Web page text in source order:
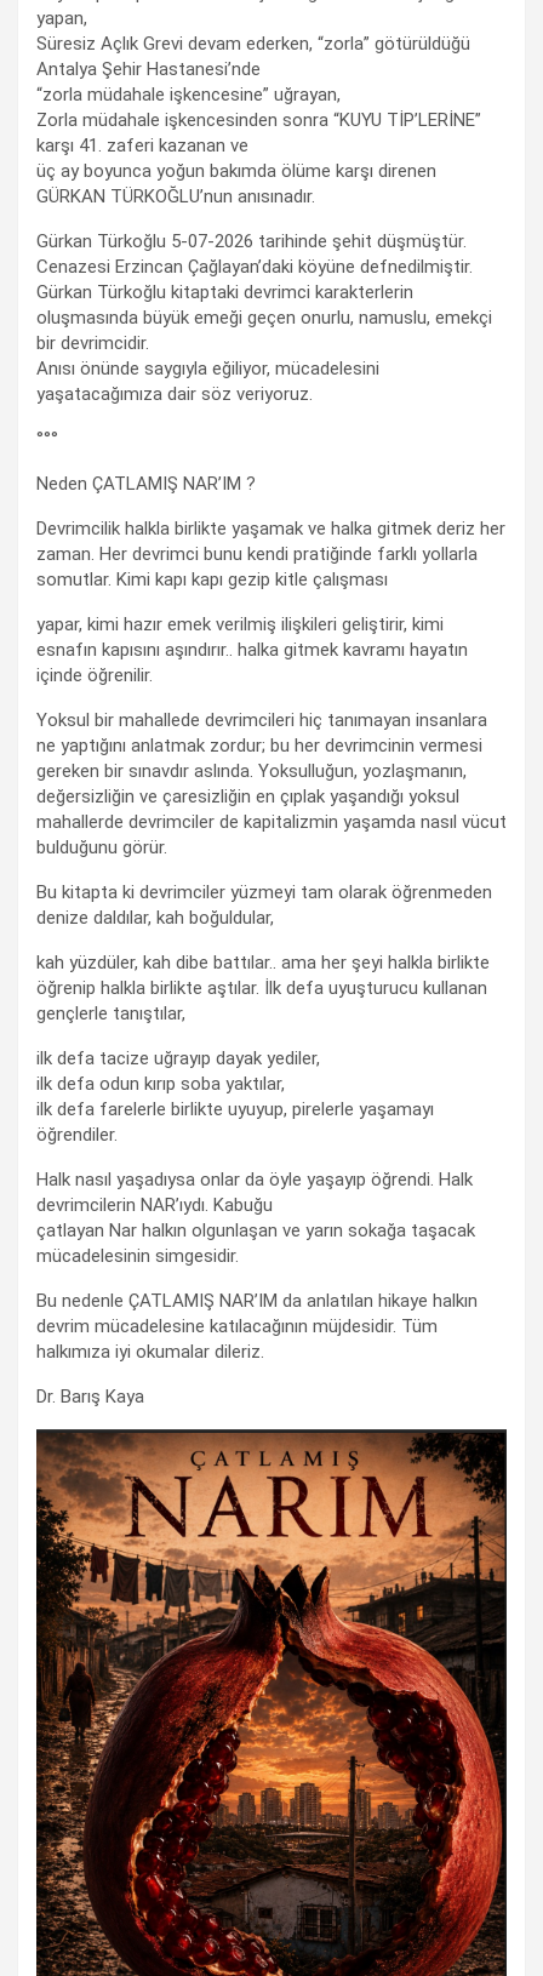
yapan,
Süresiz Açlık Grevi devam ederken, “zorla” götürüldüğü
Antalya Şehir Hastanesi’nde
“zorla müdahale işkencesine” uğrayan,
Zorla müdahale işkencesinden sonra “KUYU TİP’LERİNE”
karşı 41. zaferi kazanan ve
üç ay boyunca yoğun bakımda ölüme karşı direnen
GÜRKAN TÜRKOĞLU’nun anısınadır.
Gürkan Türkoğlu 5-07-2026 tarihinde şehit düşmüştür.
Cenazesi Erzincan Çağlayan’daki köyüne defnedilmiştir.
Gürkan Türkoğlu kitaptaki devrimci karakterlerin
oluşmasında büyük emeği geçen onurlu, namuslu, emekçi
bir devrimcidir.
Anısı önünde saygıyla eğiliyor, mücadelesini
yaşatacağımıza dair söz veriyoruz.
°°°
Neden ÇATLAMIŞ NAR’IM ?
Devrimcilik halkla birlikte yaşamak ve halka gitmek deriz her
zaman. Her devrimci bunu kendi pratiğinde farklı yollarla
somutlar. Kimi kapı kapı gezip kitle çalışması
yapar, kimi hazır emek verilmiş ilişkileri geliştirir, kimi
esnafın kapısını aşındırır.. halka gitmek kavramı hayatın
içinde öğrenilir.
Yoksul bir mahallede devrimcileri hiç tanımayan insanlara
ne yaptığını anlatmak zordur; bu her devrimcinin vermesi
gereken bir sınavdır aslında. Yoksulluğun, yozlaşmanın,
değersizliğin ve çaresizliğin en çıplak yaşandığı yoksul
mahallerde devrimciler de kapitalizmin yaşamda nasıl vücut
bulduğunu görür.
Bu kitapta ki devrimciler yüzmeyi tam olarak öğrenmeden
denize daldılar, kah boğuldular,
kah yüzdüler, kah dibe battılar.. ama her şeyi halkla birlikte
öğrenip halkla birlikte aştılar. İlk defa uyuşturucu kullanan
gençlerle tanıştılar,
ilk defa tacize uğrayıp dayak yediler,
ilk defa odun kırıp soba yaktılar,
ilk defa farelerle birlikte uyuyup, pirelerle yaşamayı
öğrendiler.
Halk nasıl yaşadıysa onlar da öyle yaşayıp öğrendi. Halk
devrimcilerin NAR’ıydı. Kabuğu
çatlayan Nar halkın olgunlaşan ve yarın sokağa taşacak
mücadelesinin simgesidir.
Bu nedenle ÇATLAMIŞ NAR’IM da anlatılan hikaye halkın
devrim mücadelesine katılacağının müjdesidir. Tüm
halkımıza iyi okumalar dileriz.
Dr. Barış Kaya